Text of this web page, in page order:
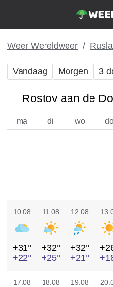
Weer Wereldweer
Vandaag Morgen 3
Rostov aan de
ma di wo do
10.08
+31°
+22°
11.08
+32°
+25°
12.08
+32°
+21°
17.08 18.08 19.08